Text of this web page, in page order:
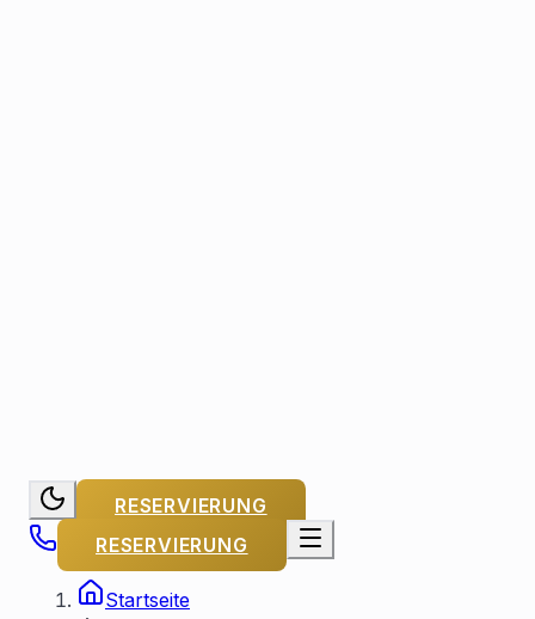
RESERVIERUNG
RESERVIERUNG
Startseite